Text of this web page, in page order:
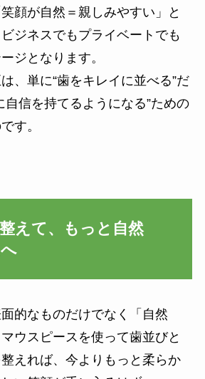
顔が自然＝親しみやすい」と
ジネスでもプライベートでも
ジとなります。
、単に“歯をキレイに並べる”だ
自信を持てるようになる”ための
す。
えて、もっと自然
的なものだけでなく「自然
ウスピースを使って歯並びと
えれば、今よりもっと柔らか